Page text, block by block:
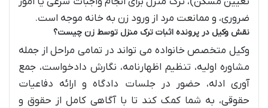
ضروری، و ممانعت مرد از ورود زن به خانه موجه است.
نقش وکیل در پرونده اثبات ترک منزل توسط زن چیست؟
وکیل متخصص خانواده می تواند در تمامی مراحل از جمله
مشاوره اولیه، تنظیم اظهارنامه، نگارش دادخواست، جمع
آوری ادله، حضور در جلسات دادگاه و ارائه دفاعیات
حقوقی، به شما کمک کند تا با آگاهی کامل از حقوق و